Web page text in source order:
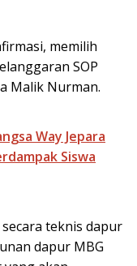
memilih
SOP
Malik Nurman.
Way Jepara
Siswa
teknis dapur
dapur MBG